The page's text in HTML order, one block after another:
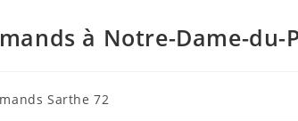
à Notre-Dame-du-
Sarthe 72